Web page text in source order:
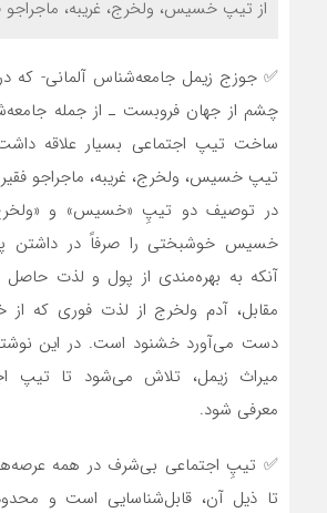
از تیپ خسیس، ولخرج، غریبه،
✅ جوزج زیمل جامعه‌شناس آلمانی- که
چشم از جهان فروبست ـ از جمله
ساخت تیپ اجتماعی بسیار علاقه
تیپ خسیس، ولخرج، غریبه، ماجراجو
در توصیف دو تیپِ «خسیس» و
خسیس خوشبختی را صرفاً در داشتن
آنکه به بهره‌مندی از پول و لذت حاصل
مقابل، آدم ولخرج از لذت فوری که
دست می‌آورد خشنود است. در این نوشته
میراث زیمل، تلاش می‌شود تا تیپ
معرفی شود.
✅ تیپِ اجتماعی بی‌شرف در همه
تا ذیل آن، قابل‌شناسایی است و